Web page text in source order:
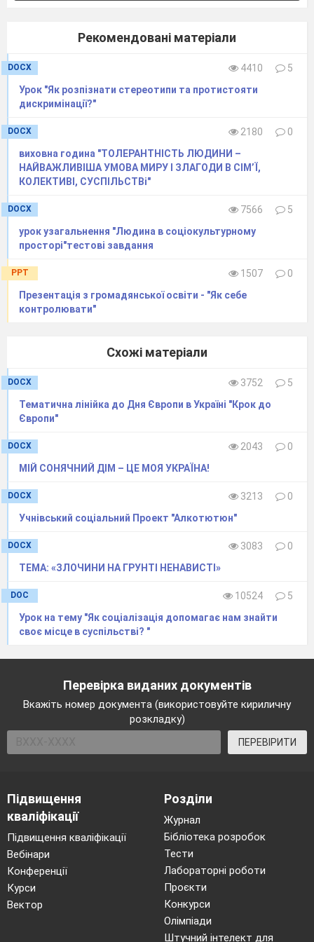
поширюються закони моралі і
різновид дискримінації,
фактичному чи
суспільства тих
вирізняються
за расовими, гендерними
релігійними, мовними
ознаками, та в
поцес взаємозближення й
(Ставлення до
людей)
Робота в парах.
Опрацюйте схеми. Проаналізуйте їх.
Наведіть приклади.
www.youtube.com/watch?
time_continue=145&v=JOWiPx5VRUU
Які почуття він у вас викликав?
(Відповіді дітей)
Робота в малих групах.
Зберіть квітку. Порівняйте їх.
надписами з серединкою «толерантність»
та «інклюзія»
Порівнявши свої «квіти» учні/учениці
роблять висновок про зв'язок
Рекомендовані матеріали
DOCX 4410
5
Урок "Як розпізнати стереотипи та протистояти
дискримінації?"
DOCX 2180
0
виховна година "ТОЛЕРАНТНІСТЬ ЛЮДИНИ –
НАЙВАЖЛИВІША УМОВА МИРУ І ЗЛАГОДИ В СІМ’Ї,
КОЛЕКТИВІ, СУСПІЛЬСТВі"
DOCX 7566
5
урок узагальнення "Людина в соціокультурному
просторі"тестові завдання
PPT 1507
0
Презентація з громадянської освіти - "Як себе
контролювати"
Схожі матеріали
DOCX 3752
5
Тематична лінійка до Дня Європи в Україні "Крок до
Європи"
DOCX 2043
0
МІЙ СОНЯЧНИЙ ДІМ – ЦЕ МОЯ УКРАЇНА!
DOCX 3213
0
Учнівський соціальний Проект "Алкотютюн"
DOCX 3083
0
ТЕМА: «ЗЛОЧИНИ НА ГРУНТІ НЕНАВИСТІ»
DOC 10524
5
Урок на тему "Як соціалізація допомагає нам знайти
своє місце в суспільстві? "
Перевірка виданих документів
Вкажіть номер документа (використовуйте кириличну
розкладку)
ПЕРЕВІРИТИ
Підвищення
кваліфікації
Підвищення кваліфікації
Вебінари
Конференції
Курси
Вектор
Розділи
Журнал
Бібліотека розробок
Тести
Лабораторні роботи
Проєкти
Конкурси
Олімпіади
Штучний інтелект для